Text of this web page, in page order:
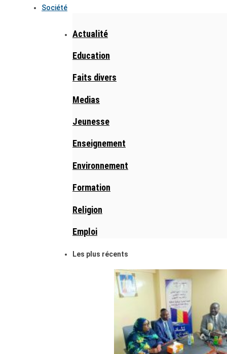
Société
Actualité
Education
Faits divers
Medias
Jeunesse
Enseignement
Environnement
Formation
Religion
Emploi
Les plus récents